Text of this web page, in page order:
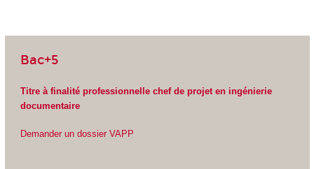
Bac+5
Titre à finalité professionnelle chef de projet en ingénierie
documentaire
Demander un dossier VAPP